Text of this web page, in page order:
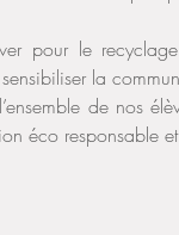
pour le
la
de nos
éco responsable